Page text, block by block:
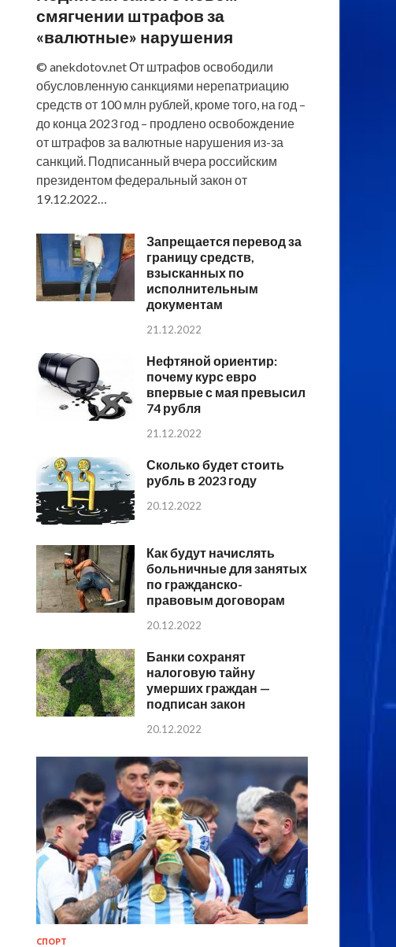
смягчении штрафов за
«валютные» нарушения
© anekdotov.net От штрафов освободили
обусловленную санкциями нерепатриацию
средств от 100 млн рублей, кроме того, на год –
до конца 2023 год – продлено освобождение
от штрафов за валютные нарушения из-за
санкций. Подписанный вчера российским
президентом федеральный закон от
19.12.2022…
Запрещается перевод за
границу средств,
взысканных по
исполнительным
документам
21.12.2022
Нефтяной ориентир:
почему курс евро
впервые с мая превысил
74 рубля
21.12.2022
Сколько будет стоить
рубль в 2023 году
20.12.2022
Как будут начислять
больничные для занятых
по гражданско-
правовым договорам
20.12.2022
Банки сохранят
налоговую тайну
умерших граждан —
подписан закон
20.12.2022
СПОРТ